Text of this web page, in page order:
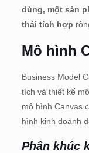
dùng, một sản
thái tích hợp
Mô hình
Business Model
tích và thiết kế
mô hình Canvas
hình kinh doanh
Phân khúc